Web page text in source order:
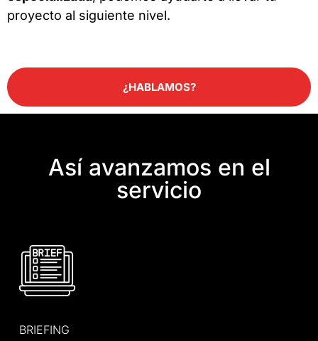
proyecto al siguiente nivel.
¿HABLAMOS?
Así avanzamos en el
servicio
BRIEFING